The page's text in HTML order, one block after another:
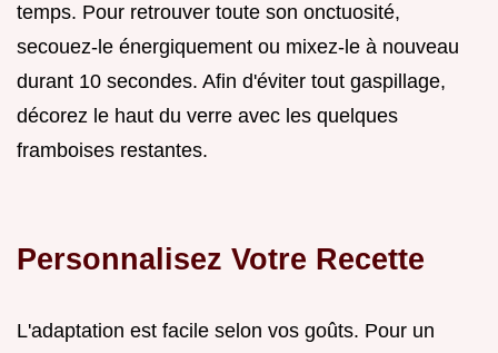
temps. Pour retrouver toute son onctuosité,
secouez-le énergiquement ou mixez-le à nouveau
durant 10 secondes. Afin d'éviter tout gaspillage,
décorez le haut du verre avec les quelques
framboises restantes.
Personnalisez Votre Recette
L'adaptation est facile selon vos goûts. Pour un